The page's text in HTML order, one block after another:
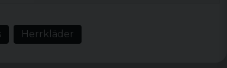
Herrkläder